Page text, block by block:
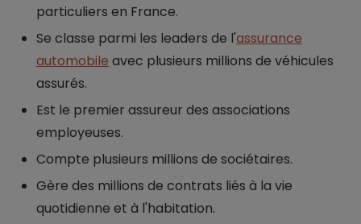
particuliers en France.
Se classe parmi les leaders de l'assurance
automobile avec plusieurs millions de véhicules
assurés.
Est le premier assureur des associations
employeuses.
Compte plusieurs millions de sociétaires.
Gère des millions de contrats liés à la vie
quotidienne et à l'habitation.